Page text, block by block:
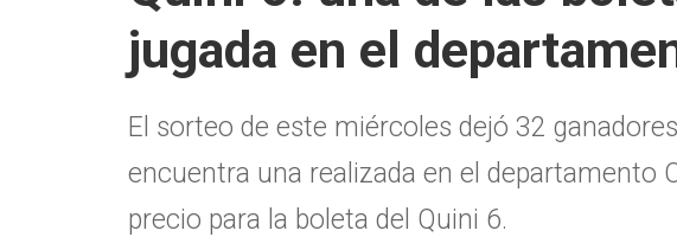
jugada en el
El sorteo de este miércoles dejó 32
encuentra una realizada en el departamento
precio para la boleta del Quini 6.